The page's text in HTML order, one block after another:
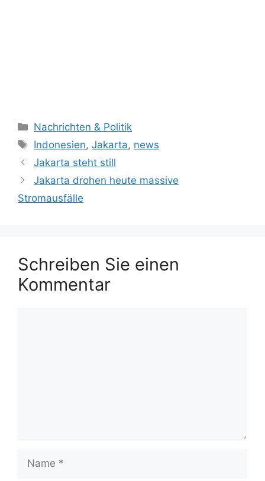
Kategorien
Nachrichten & Politik
Schlagwörter
Indonesien,Jakarta, news
Jakarta steht still
Jakarta drohen heute massive
Stromausfälle
Schreiben Sie einen
Kommentar
Name